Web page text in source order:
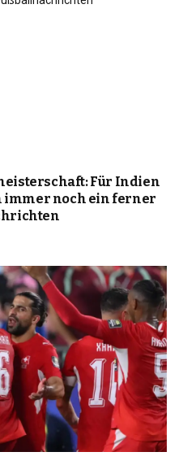
Für Indien
immer noch ein ferner